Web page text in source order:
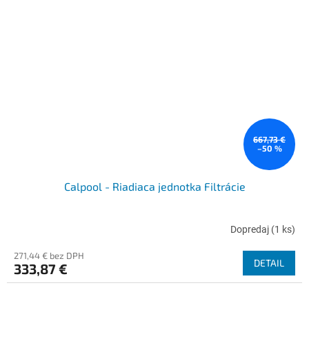
667,73 €
–50 %
Calpool - Riadiaca jednotka Filtrácie
Dopredaj (1 ks)
271,44 € bez DPH
333,87 € DETAIL